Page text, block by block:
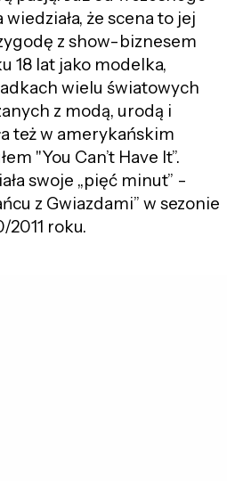
że scena to jej
z show-biznesem
18 lat jako modelka,
wielu światowych
z modą, urodą i
też w amerykańskim
"You Can’t Have It”.
swoje „pięć minut” -
z Gwiazdami” w sezonie
2011 roku.